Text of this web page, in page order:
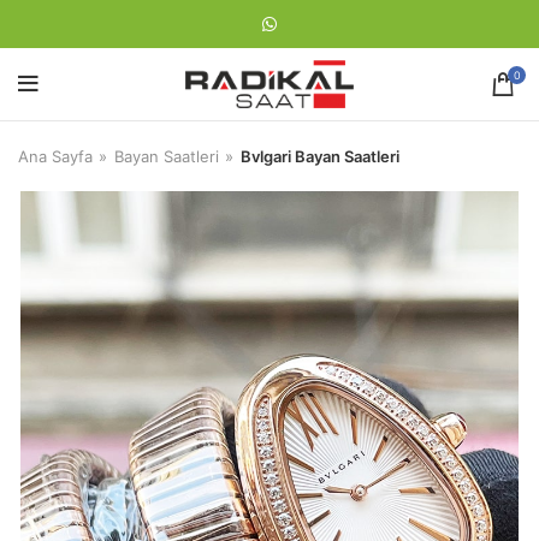
0
Ana Sayfa Bayan Saatleri Bvlgari Bayan Saatleri